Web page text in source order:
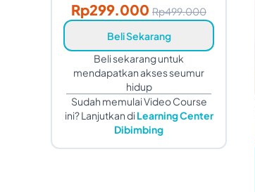
Rp299.000 Rp499.000
Beli Sekarang
Beli sekarang untuk
mendapatkan akses seumur
hidup
Sudah memulai Video Course
ini? Lanjutkan diLearning Center
Dibimbing